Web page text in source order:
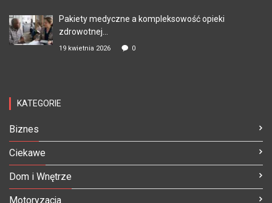
Pakiety medyczne a kompleksowość opieki
zdrowotnej...
19 kwietnia 2026 0
KATEGORIE
Biznes
Ciekawe
Dom i Wnętrze
Motoryzacja